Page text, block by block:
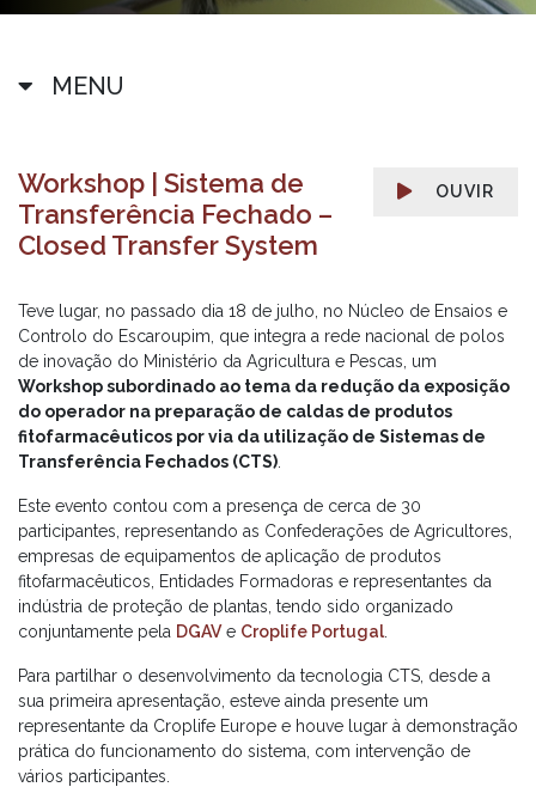
MENU
OUVIR
Workshop | Sistema de
Transferência Fechado –
Closed Transfer System
Teve lugar, no passado dia 18 de julho, no Núcleo de Ensaios e
Controlo do Escaroupim, que integra a rede nacional de polos
de inovação do Ministério da Agricultura e Pescas, um
Workshop subordinado ao tema da redução da exposição
do operador na preparação de caldas de produtos
fitofarmacêuticos por via da utilização de Sistemas de
Transferência Fechados (CTS)
Este evento contou com a presença de cerca de 30
participantes, representando as Confederações de Agricultores,
empresas de equipamentos de aplicação de produtos
fitofarmacêuticos, Entidades Formadoras e representantes da
indústria de proteção de plantas, tendo sido organizado
conjuntamente pela DGAVe Croplife Portugal
Para partilhar o desenvolvimento da tecnologia CTS, desde a
sua primeira apresentação, esteve ainda presente um
representante da Croplife Europe e houve lugar à demonstração
prática do funcionamento do sistema, com intervenção de
vários participantes.